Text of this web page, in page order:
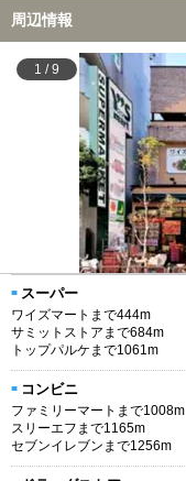
周辺情報
1 /9
スーパー
ワイズマートまで444m
サミットストアまで684m
トップパルケまで1061m
コンビニ
ファミリーマートまで1008m
スリーエフまで1165m
セブンイレブンまで1256m